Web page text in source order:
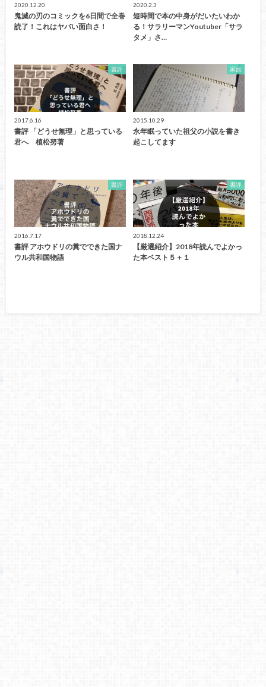
2020.12.20
鬼滅の刃のコミックを6日間で全巻
読了！これはヤバい面白さ！
2020.2.3
短時間で本の中身がだいたいわか
る！サラリーマンYoutuber「サラ
タメ」さ…
書評
2017.6.16
書評 「どうせ無理」と思っている
君へ 植松努著
家族
2015.10.29
永年眠っていた祖父の小説を書き
起こしてます
書評
2016.7.17
書評 アホウドリの糞でできた国ナ
ウル共和国物語
書評
2018.12.24
【厳選紹介】2018年読んでよかっ
た本ベスト５＋１